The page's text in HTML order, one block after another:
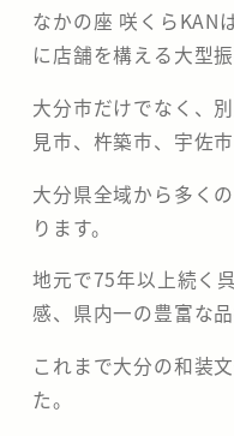
なかの座 咲くらKAN
に店舗を構える大型振
大分市だけでなく、
見市、杵築市、宇佐
大分県全域から多く
ります。
地元で75年以上続く
感、県内一の豊富な
これまで大分の和装
た。